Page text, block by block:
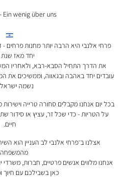
Ein wenig über uns
פרחי אלנבי היא הרבה יותר מחנות
יחד מאז שנת 1959.
את הדרך התחיל הסבא-רבא, ולאחריו
עובדים יחד באהבה ובגאווה, וממשיכים את
נשמה
בכל יום אנחנו מקבלים סחורה טרייה
על הטריות - כדי שכל זר, עציץ או סידור
חיים.
אצלנו ב־פרחי אלנבי לב העניין הוא
אנחנו מלווים אנשים פרטיים, חברות,
כאן בשבילכם עם חיוך